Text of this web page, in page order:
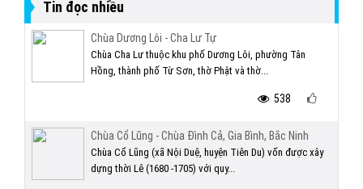
Tin đọc nhiều
Chùa Dương Lôi - Cha Lư Tự
Chùa Cha Lư thuộc khu phố Dương Lôi, phường Tân
Hồng, thành phố Từ Sơn, thờ Phật và thờ...
538
Chùa Cổ Lũng - Chùa Đình Cả, Gia Bình, Bắc Ninh
Chùa Cổ Lũng (xã Nội Duệ, huyện Tiên Du) vốn được xây
dựng thời Lê (1680 -1705) với quy...